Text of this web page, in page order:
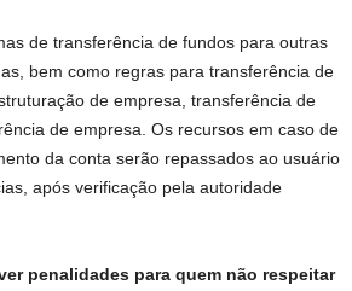
de transferência de fundos para outras
bem como regras para transferência de
de empresa, transferência de
de empresa. Os recursos em caso de
da conta serão repassados ​​ao usuário
após verificação pela autoridade
penalidades para quem não respeitar